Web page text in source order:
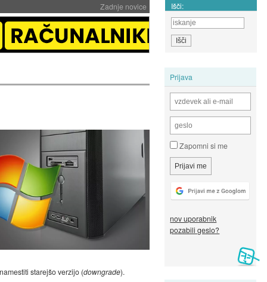
Zadnje novice Išči:
Prijava
Zapomni si me
nov uporabnik
pozabili geslo?
starejšo verzijo (downgrade).